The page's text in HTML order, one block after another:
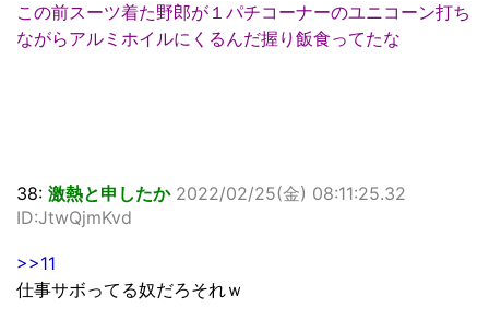
この前スーツ着た野郎が１パチコーナーのユニコーン打ち
ながらアルミホイルにくるんだ握り飯食ってたな
38: 激熱と申したか 2022/02/25(金) 08:11:25.32
ID:JtwQjmKvd
>>11
仕事サボってる奴だろそれｗ